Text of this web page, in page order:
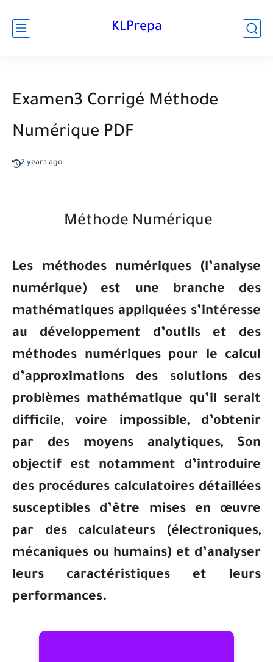
KLPrepa
Examen3 Corrigé Méthode
Numérique PDF
2 years ago
Méthode Numérique
Les méthodes numériques (l’analyse
numérique) est une branche des
mathématiques appliquées s’intéresse
au développement d’outils et des
méthodes numériques pour le calcul
d’approximations des solutions des
problèmes mathématique qu’il serait
difficile, voire impossible, d’obtenir
par des moyens analytiques, Son
objectif est notamment d’introduire
des procédures calculatoires détaillées
susceptibles d’être mises en œuvre
par des calculateurs (électroniques,
mécaniques ou humains) et d’analyser
leurs caractéristiques et leurs
performances.